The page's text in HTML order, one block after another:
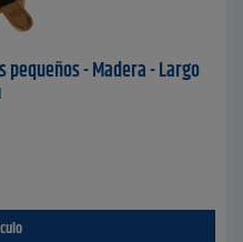
- Madera - Largo